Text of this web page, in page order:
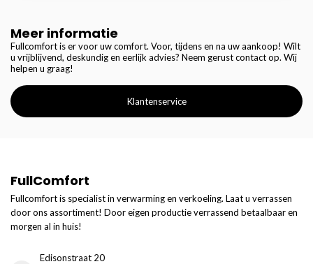
Meer informatie
Fullcomfort is er voor uw comfort. Voor, tijdens en na uw aankoop! Wilt
u vrijblijvend, deskundig en eerlijk advies? Neem gerust contact op. Wij
helpen u graag!
Klantenservice
FullComfort
Fullcomfort is specialist in verwarming en verkoeling. Laat u verrassen
door ons assortiment! Door eigen productie verrassend betaalbaar en
morgen al in huis!
Edisonstraat 20